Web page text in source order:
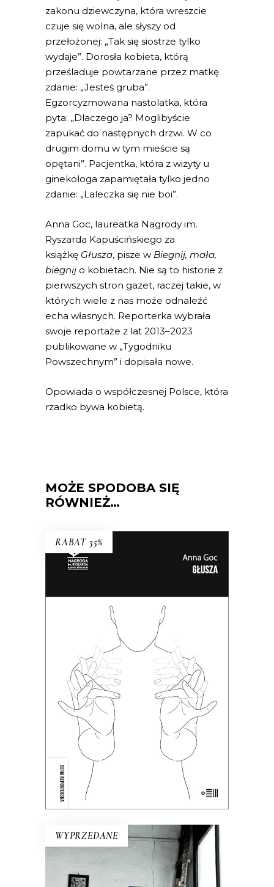
zakonu dziewczyna, która wreszcie
czuje się wolna, ale słyszy od
przełożonej: „Tak się siostrze tylko
wydaje”. Dorosła kobieta, którą
prześladuje powtarzane przez matkę
zdanie: „Jesteś gruba”.
Egzorcyzmowana nastolatka, która
pyta: „Dlaczego ja? Moglibyście
zapukać do następnych drzwi. W co
drugim domu w tym mieście są
opętani”. Pacjentka, która z wizyty u
ginekologa zapamiętała tylko jedno
zdanie: „Laleczka się nie boi”.
Anna Goc, laureatka Nagrody im.
Ryszarda Kapuścińskiego za
książkę Głusza, pisze w Biegnij, mała,
biegnij o kobietach. Nie są to historie z
pierwszych stron gazet, raczej takie, w
których wiele z nas może odnaleźć
echa własnych. Reporterka wybrała
swoje reportaże z lat 2013–2023
publikowane w „Tygodniku
Powszechnym” i dopisała nowe.
Opowiada o współczesnej Polsce, która
rzadko bywa kobietą.
MOŻE SPODOBA SIĘ
RÓWNIEŻ…
RABAT 35%
GŁUSZA
Dotąd o głuchych wypowiadali się
głównie ci, którzy słyszą. Teraz głusi
chcą opowiedzieć o sobie sami.
59.00 38.35zł
KSIĄŻKA DO KOSZYKA
WYPRZEDANE